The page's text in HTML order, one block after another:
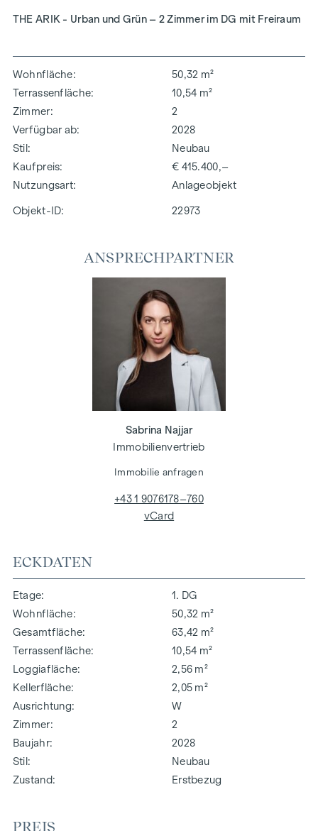
THE ARIK - Urban und Grün – 2 Zimmer im DG mit Freiraum
Wohnfläche
50,32 m²
Terrassenfläche
10,54 m²
Zimmer
2
Verfügbar ab
2028
Stil
Neubau
Kaufpreis
€ 415.400,–
Nutzungsart
Anlageobjekt
Objekt-ID: 22973
ECKDATEN
Etage
1. DG
Wohnfläche
50,32 m²
Gesamtfläche
63,42 m²
Terrassenfläche
10,54 m²
Loggiafläche
2,56 m²
Kellerfläche
2,05 m²
Ausrichtung
W
Zimmer
2
Baujahr
2028
Stil
Neubau
Zustand
Erstbezug
PREIS
ANSPRECHPARTNER
Sabrina Najjar
Immobilienvertrieb
Immobilie anfragen
+43 1 9076178–760
vCard